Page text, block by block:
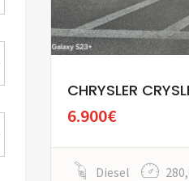
CHRYSLER
6.900€
Diesel